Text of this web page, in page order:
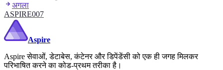
अगला
ASPIRE007
Aspire
Aspire सेवाओं, डेटाबेस, कंटेनर और डिपेंडेंसी को एक ही जगह मिलकर
परिभाषित करने का कोड-प्रथम तरीका है।